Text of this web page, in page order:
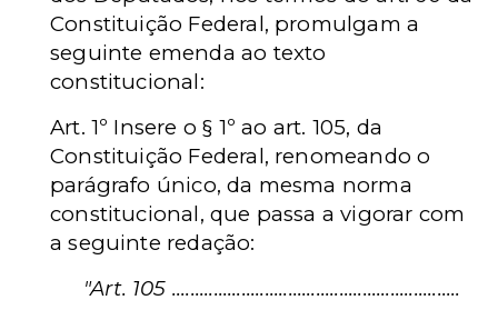
Constituição Federal, promulgam a
seguinte emenda ao texto
constitucional:
Art. 1º Insere o § 1º ao art. 105, da
Constituição Federal, renomeando o
parágrafo único, da mesma norma
constitucional, que passa a vigorar com
a seguinte redação:
"Art. 105 ..............................................................